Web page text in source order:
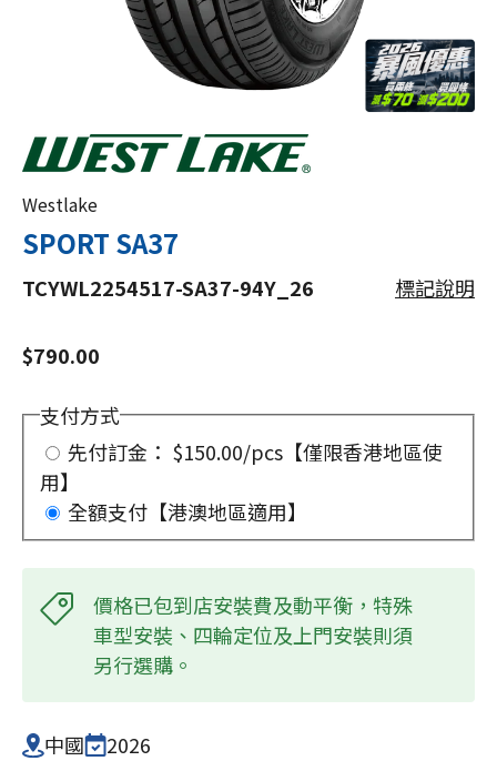
Westlake
SPORT SA37
TCYWL2254517-SA37-94Y_26 標記說明
$790.00
支付方式
先付訂金： $150.00/pcs【僅限香港地區使
用】
全額支付【港澳地區適用】
價格已包到店安裝費及動平衡，特殊
車型安裝、四輪定位及上門安裝則須
另行選購。
中國
2026